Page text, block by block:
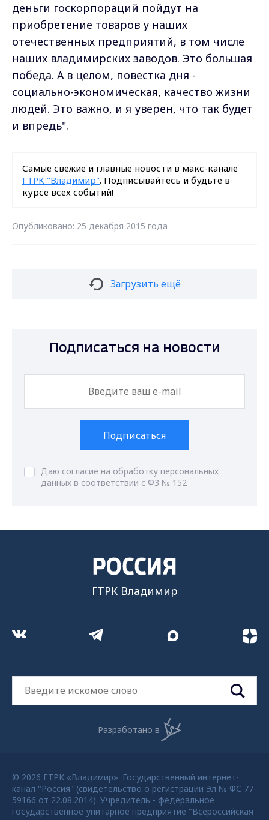
деньги госкорпораций пойдут на
приобретение товаров у наших
отечественных предприятий, в том числе
наших владимирских заводов. Это большая
победа. А в целом, повестка дня -
социально-экономическая, качество жизни
людей. Это важно, и я уверен, что так будет
и впредь".
Самые свежие и главные новости в макс-канале
ГТРК "Владимир". Подписывайтесь и будьте в
курсе всех событий!
Опубликовано: 25 декабря 2015 года
Загрузить ещё
Подписаться на новости
Подписаться
Даю согласие на обработку персональных
данных в соответствии с ФЗ № 152
ГТРК Владимир
Разработано в
© 2026 ГТРК «Владимир». Государственный интернет-
канал "Россия" (свидетельство о регистрации Эл № ФС 77-
59166 от 22.08.2014). Учредитель - федеральное
государственное унитарное предприятие "Всероссийская